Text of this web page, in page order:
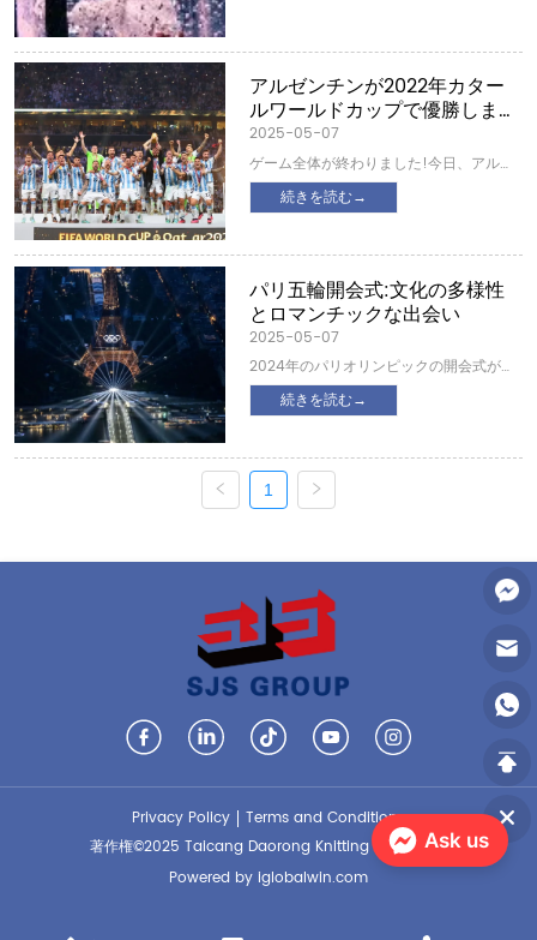
意を払う必要があります。...
で、体は曇って寒く感じます。気象庁
は、現在の冷却ラウンドが12月3日に終了
し、その後気温が上昇すると予想してい
ますが、これ以上2つの言葉はありませ
ん。まだ冬ではありませんが、ユタ州の
高齢者や子供たちは暖かい対策を取るた
めに良い仕事をする必要があります。旅
行時の安全、道路の数百万、安全第一に
アルゼンチンが2022年カター
ルワールドカップで優勝しまし
た
2025-05-07
ゲーム全体が終わりました!今日、アルゼ
ンチンは3つ星の栄光を達成し、ワールド
カップで3回目の優勝を果たしまし
手:リオネルメッシ!当然のことながらそう
です! アルゼンチンはPK戦でフランスを破
り、ワールドカップを制しました。メッ
シは再び最優秀選手賞を受賞しました。
試合後のインタビューで、メッシは「や
った!試合を分析したくない、今が祝う時
だ」と語りました。彼はまた、これが彼
の最後のワールドカップの試合であると
に」。アルゼンチン...
続きを読む→
パリ五輪開会式:文化の多様性
とロマンチックな出会い
2025-05-07
2024年のパリオリンピックの開会式がセ
ーヌ川で始まりました。 パリは1900年と
1924年に2回オリンピックを開催しまし
ックな街は再びオリンピックを迎えてい
ます。聖火ランナーの足跡に従って、パ
リの通りや歴史的な場所が1つずつ表示さ
パレードの出発点です。橋の両側には、
劇場に金色の壁画が飾られています。ウ
ォーターミストが点灯し、クルーズ船が
出航します...
続きを読む→
1
Privacy Policy
Terms and Conditions
著作権©2025 Taicang Daorong Knitting Co.、Ltd。
Powered by iglobalwin.com
Ask us